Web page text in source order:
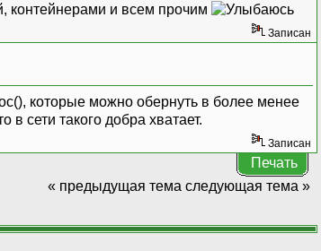
контейнерами и всем прочим
Записан
которые можно обернуть в более менее
сети такого добра хватает.
Записан
Печать
« предыдущая тема следующая тема »